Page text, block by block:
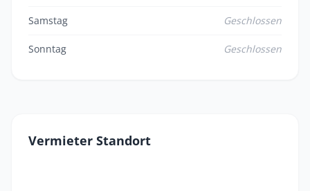
Samstag Geschlossen
Sonntag Geschlossen
Vermieter Standort